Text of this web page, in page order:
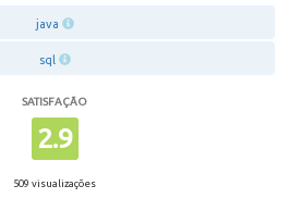
java
sql
SATISFAÇÃO
2.9
509 visualizações